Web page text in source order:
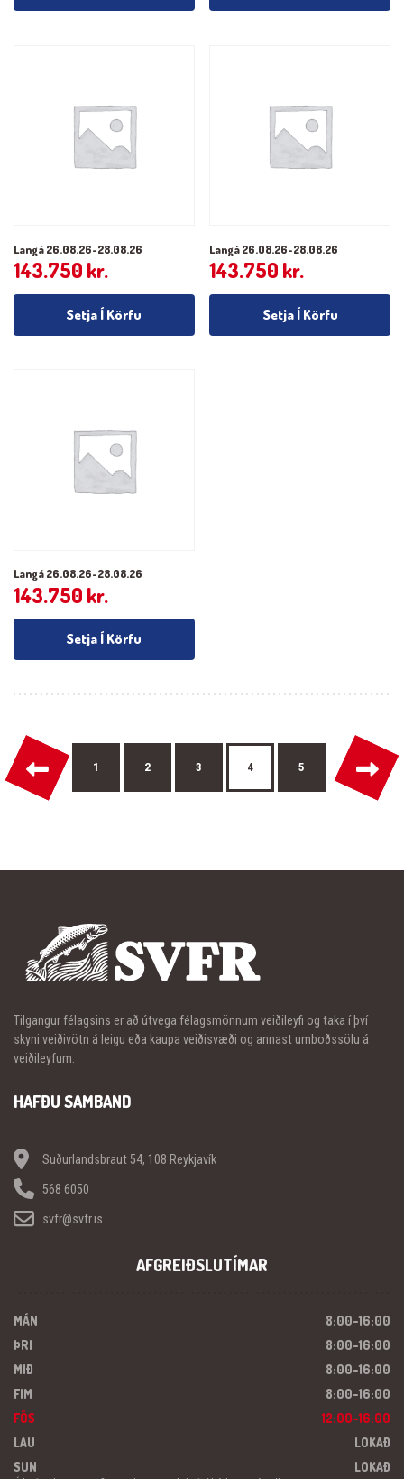
Langá 26.08.26-28.08.26
143.750 kr.
Setja Í Körfu
Langá 26.08.26-28.08.26
143.750 kr.
Setja Í Körfu
Langá 26.08.26-28.08.26
143.750 kr.
Setja Í Körfu
← 1 2 3 4 5 →
Tilgangur félagsins er að útvega félagsmönnum veiðileyfi og taka í því
skyni veiðivötn á leigu eða kaupa veiðisvæði og annast umboðssölu á
veiðileyfum.
HAFÐU SAMBAND
Suðurlandsbraut 54, 108 Reykjavík
568 6050
svfr@svfr.is
AFGREIÐSLUTÍMAR
MÁN
8:00-16:00
ÞRI
8:00-16:00
MIÐ
8:00-16:00
FIM
8:00-16:00
FÖS
12:00-16:00
LAU
LOKAÐ
SUN
LOKAÐ